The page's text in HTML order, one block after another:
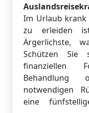
Im Urlaub
zu erleiden
Ärgerlichste,
Schützen Sie
finanziellen
Behandlung
notwendigen
eine